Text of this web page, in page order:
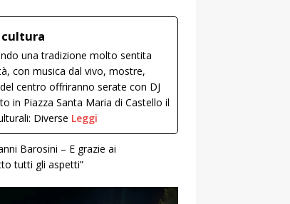
cultura
una tradizione molto sentita
con musica dal vivo, mostre,
centro offriranno serate con DJ
in Piazza Santa Maria di Castello il
Diverse Leggi
Barosini – E grazie ai
tutti gli aspetti”